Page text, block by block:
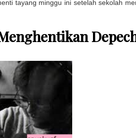
tayang minggu ini setelah sekolah